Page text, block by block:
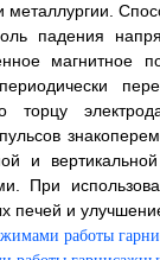
металлургии.
падения
магнитное
торцу
и
При
печей и